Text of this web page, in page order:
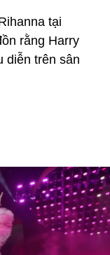
tại
rằng Harry
diễn trên sân